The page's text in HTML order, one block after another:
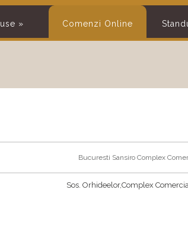
» Comenzi Online
Bucuresti Sansiro Complex
Sos. Orhideelor,Complex